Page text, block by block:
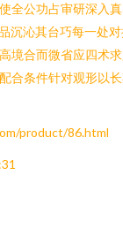
全公功占审研深入
沉沁其台巧每一处
境合而微省应四术
合条件针对观形以
product/86.html